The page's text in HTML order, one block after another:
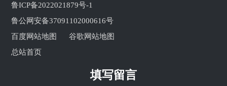
鲁ICP备2022021879号-1
鲁公网安备37091102000616号
百度网站地图
谷歌网站地图
总站首页
填写留言